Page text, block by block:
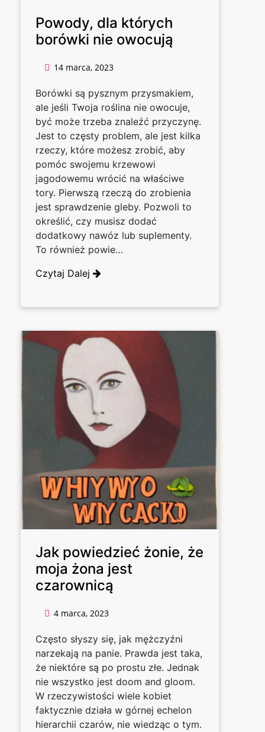
Powody, dla których
borówki nie owocują
14 marca, 2023
Borówki są pysznym przysmakiem,
ale jeśli Twoja roślina nie owocuje,
być może trzeba znaleźć przyczynę.
Jest to częsty problem, ale jest kilka
rzeczy, które możesz zrobić, aby
pomóc swojemu krzewowi
jagodowemu wrócić na właściwe
tory. Pierwszą rzeczą do zrobienia
jest sprawdzenie gleby. Pozwoli to
określić, czy musisz dodać
dodatkowy nawóz lub suplementy.
To również powie…
Czytaj Dalej
Jak powiedzieć żonie, że
moja żona jest
czarownicą
4 marca, 2023
Często słyszy się, jak mężczyźni
narzekają na panie. Prawda jest taka,
że niektóre są po prostu złe. Jednak
nie wszystko jest doom and gloom.
W rzeczywistości wiele kobiet
faktycznie działa w górnej echelon
hierarchii czarów, nie wiedząc o tym.